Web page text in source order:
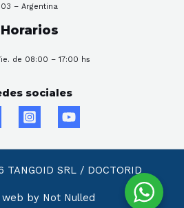
– Argentina
Horarios
de 08:00 – 17:00 hs
sociales
SRL / DOCTORID
web by Not Nulled